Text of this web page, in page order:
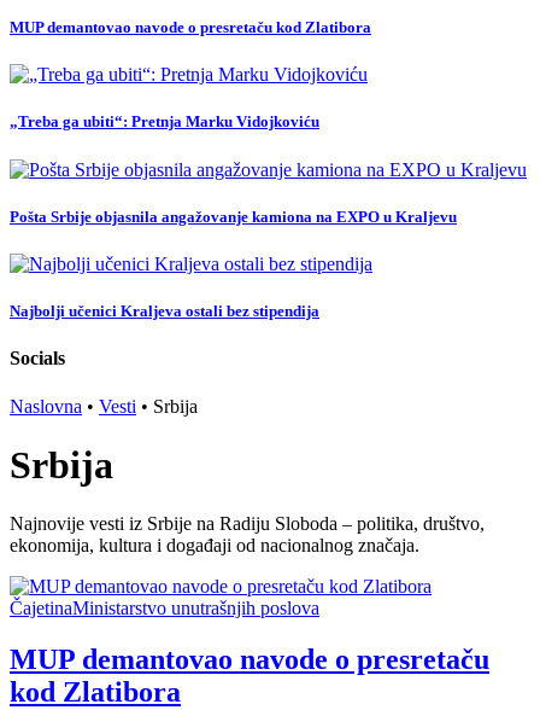
MUP demantovao navode o presretaču kod Zlatibora
„Treba ga ubiti“: Pretnja Marku Vidojkoviću
Pošta Srbije objasnila angažovanje kamiona na EXPO u Kraljevu
Najbolji učenici Kraljeva ostali bez stipendija
Socials
Naslovna • Vesti • Srbija
Srbija
Najnovije vesti iz Srbije na Radiju Sloboda – politika, društvo,
ekonomija, kultura i događaji od nacionalnog značaja.
ČajetinaMinistarstvo unutrašnjih poslova
MUP demantovao navode o presretaču
kod Zlatibora